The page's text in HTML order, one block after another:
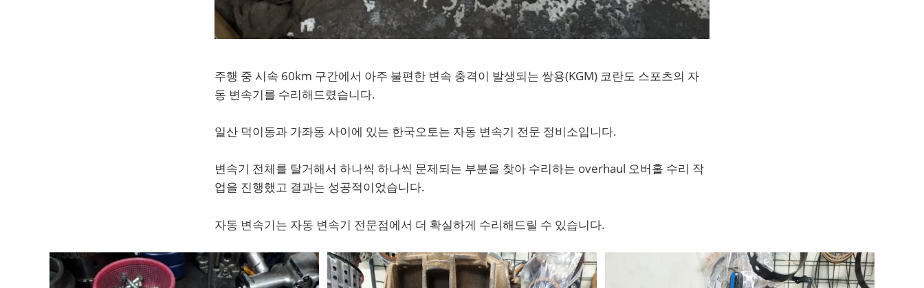
주행 중 시속 60km 구간에서 아주 불편한 변속 충격이 발생되는 쌍용(KGM) 코란도 스포츠의 자
동 변속기를 수리해드렸습니다.
일산 덕이동과 가좌동 사이에 있는 한국오토는 자동 변속기 전문 정비소입니다.
변속기 전체를 탈거해서 하나씩 하나씩 문제되는 부분을 찾아 수리하는 overhaul 오버홀 수리 작
업을 진행했고 결과는 성공적이었습니다.
자동 변속기는 자동 변속기 전문점에서 더 확실하게 수리해드릴 수 있습니다.